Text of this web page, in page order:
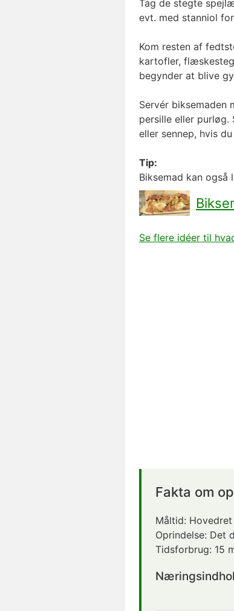
Tag de stegte
evt. med stanniol
Kom resten af
kartofler,
begynder at blive
Servér biksemaden
persille eller
eller sennep, hvis
Tip:
Biksemad kan også
Se flere idéer til
Fakta om
Måltid: Hovedret
Oprindelse: Det
Tidsforbrug: 15